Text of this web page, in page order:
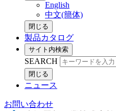
English
中文(簡体)
閉じる
製品カタログ
サイト内検索
SEARCH
閉じる
ニュース
お問い合わせ